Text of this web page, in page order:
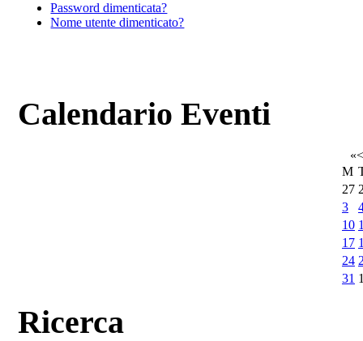
Password dimenticata?
Nome utente dimenticato?
Calendario Eventi
«<
M
27
3
10
17
24
31
Ricerca